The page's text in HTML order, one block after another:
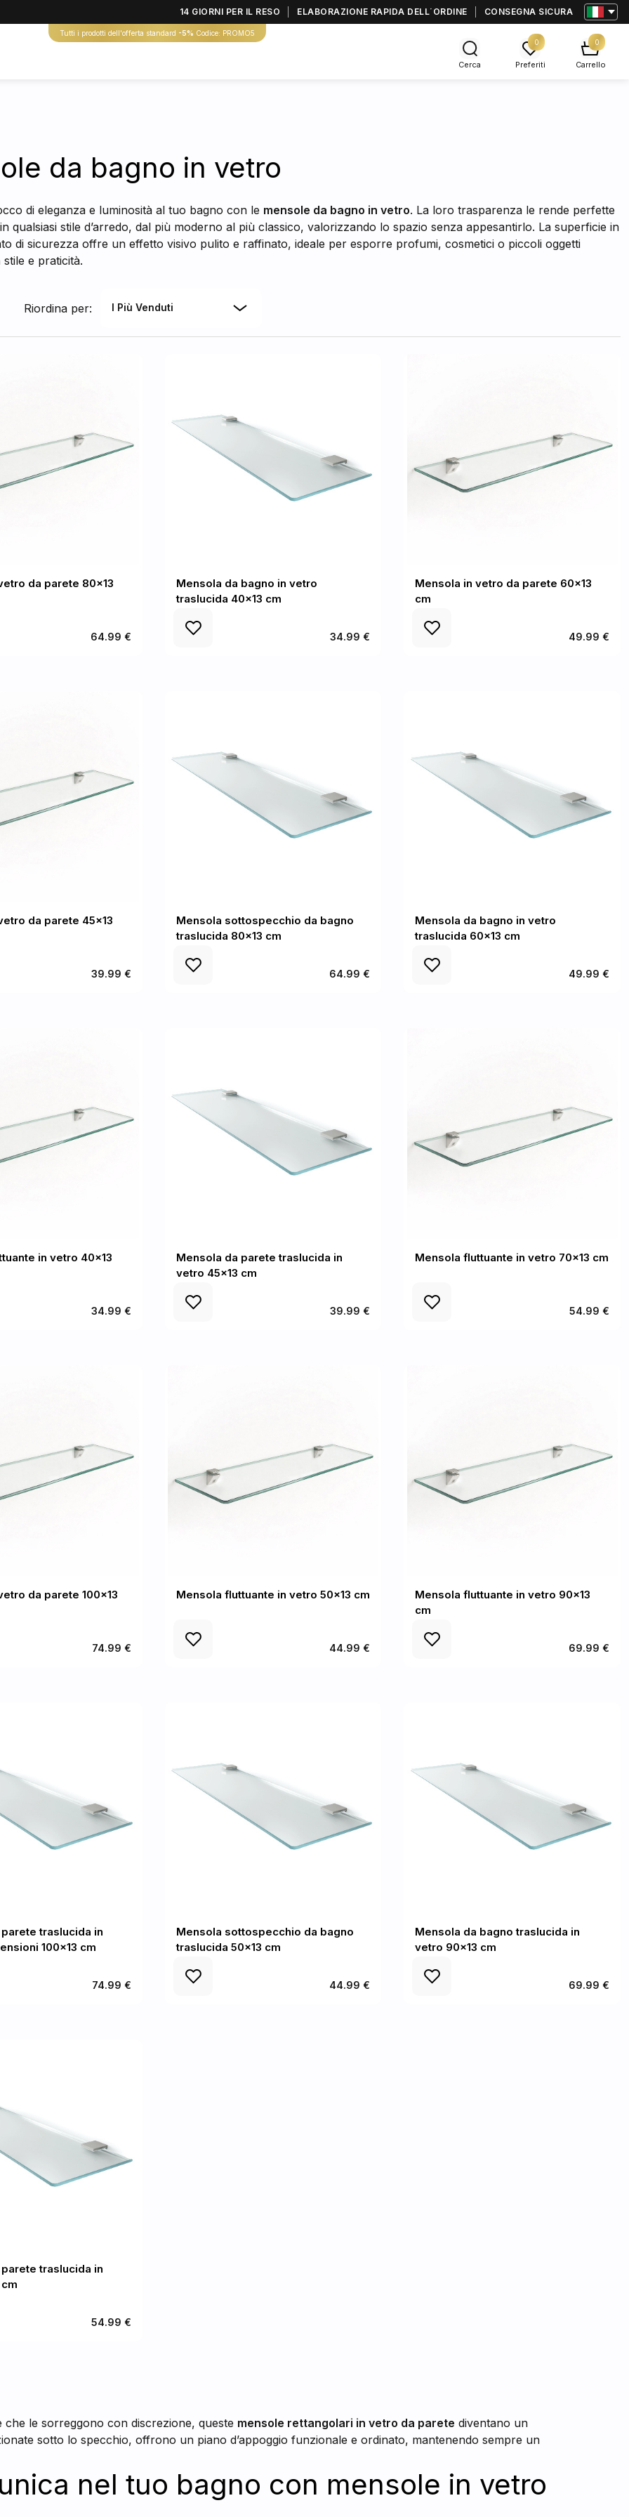
14 GIORNI PER IL RESO ELABORAZIONE RAPIDA DELL΄ORDINE CONSEGNA SICURA
Tutti i prodotti dell'offerta standard -5% Codice: PROMO5
Cerca
0
Preferiti
0
Carrello
da bagno in vetro
di eleganza e luminosità al tuo bagno con le mensole da bagno in vetro. La loro trasparenza le rende perfette
qualsiasi stile d’arredo, dal più moderno al più classico, valorizzando lo spazio senza appesantirlo. La superficie in
di sicurezza offre un effetto visivo pulito e raffinato, ideale per esporre profumi, cosmetici o piccoli oggetti
e praticità.
Riordina per: I Più Venduti
da parete 80x13
64.99 €
Mensola da bagno in vetro
traslucida 40x13 cm
34.99 €
Mensola in vetro da parete 60x13
cm
49.99 €
da parete 45x13
39.99 €
Mensola sottospecchio da bagno
traslucida 80x13 cm
64.99 €
Mensola da bagno in vetro
traslucida 60x13 cm
49.99 €
in vetro 40x13
34.99 €
Mensola da parete traslucida in
vetro 45x13 cm
39.99 €
Mensola fluttuante in vetro 70x13 cm
54.99 €
da parete 100x13
74.99 €
Mensola fluttuante in vetro 50x13 cm
44.99 €
Mensola fluttuante in vetro 90x13
cm
69.99 €
traslucida in
100x13 cm
74.99 €
Mensola sottospecchio da bagno
traslucida 50x13 cm
44.99 €
Mensola da bagno traslucida in
vetro 90x13 cm
69.99 €
traslucida in
54.99 €
che le sorreggono con discrezione, queste mensole rettangolari in vetro da parete diventano un
sotto lo specchio, offrono un piano d’appoggio funzionale e ordinato, mantenendo sempre un
nel tuo bagno con mensole in vetro